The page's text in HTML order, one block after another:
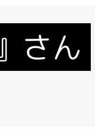
さん